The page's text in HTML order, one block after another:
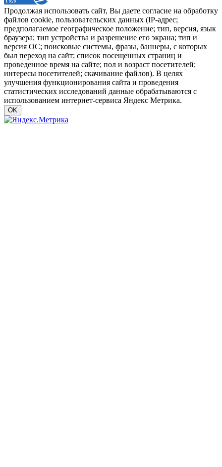
Продолжая использовать сайт, Вы даете согласие на обработку
файлов cookie, пользовательских данных (IP-адрес;
предполагаемое географическое положение; тип, версия, язык
браузера; тип устройства и разрешение его экрана; тип и
версия ОС; поисковые системы, фразы, баннеры, с которых
был переход на сайт; список посещенных страниц и
проведенное время на сайте; пол и возраст посетителей;
интересы посетителей; скачивание файлов). В целях
улучшения функционирования сайта и проведения
статистических исследований данные обрабатываются с
использованием интернет-сервиса Яндекс Метрика.
OK